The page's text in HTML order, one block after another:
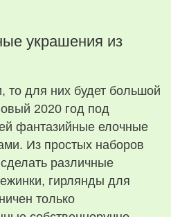
украшения из
то для них будет большой
2020 год под
фантазийные елочные
Из простых наборов
различные
гирлянды для
только